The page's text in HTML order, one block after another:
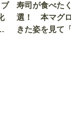
寿司が食べた
選！ 本マグ
きた姿を見て